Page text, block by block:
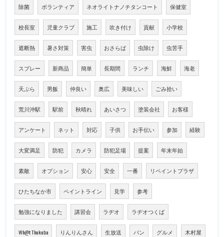
除菌 ボランティア ネオライトナノチタンコート 保健室
校長室 児童クラブ 施工 吹き付け 貢献 小学校
遮断熱 暑さ対策 害虫 おさらば 虫除け 虫苦手
スプレー 新商品 簡単 長期間 ランチ 海鮮 海老
天ぷら 男飯 仲良い 奥広 美味しい ごみ拾い
荒川沖駅 駅前 秋晴れ あいさつ 塗装会社 お客様
アンケート ネット 対応 子供 お手伝い 参加 経験
大変満足 防犯 カメラ 防犯足場 提案 年末年始
素敵 オプション 安心 安全 一番 リペイントプラザ
ひたちなか市 ペイントライン 見学 参考
勉強になりました 講習会 ラヂオ ラヂオつくば
Wh@t Thukuba りんりんさん 生放送 パン グルメ 木村屋